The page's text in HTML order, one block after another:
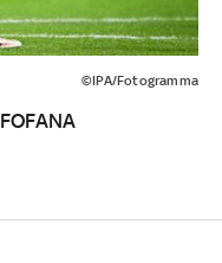
©IPA/Fotogramma
FOFANA